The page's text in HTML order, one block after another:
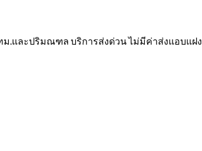
ม.และปริมณฑล บริการส่งด่วน ไม่มีค่าส่งแอบแฝง